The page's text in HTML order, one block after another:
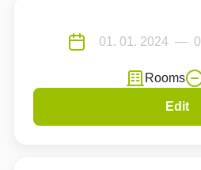
Rooms
Edit